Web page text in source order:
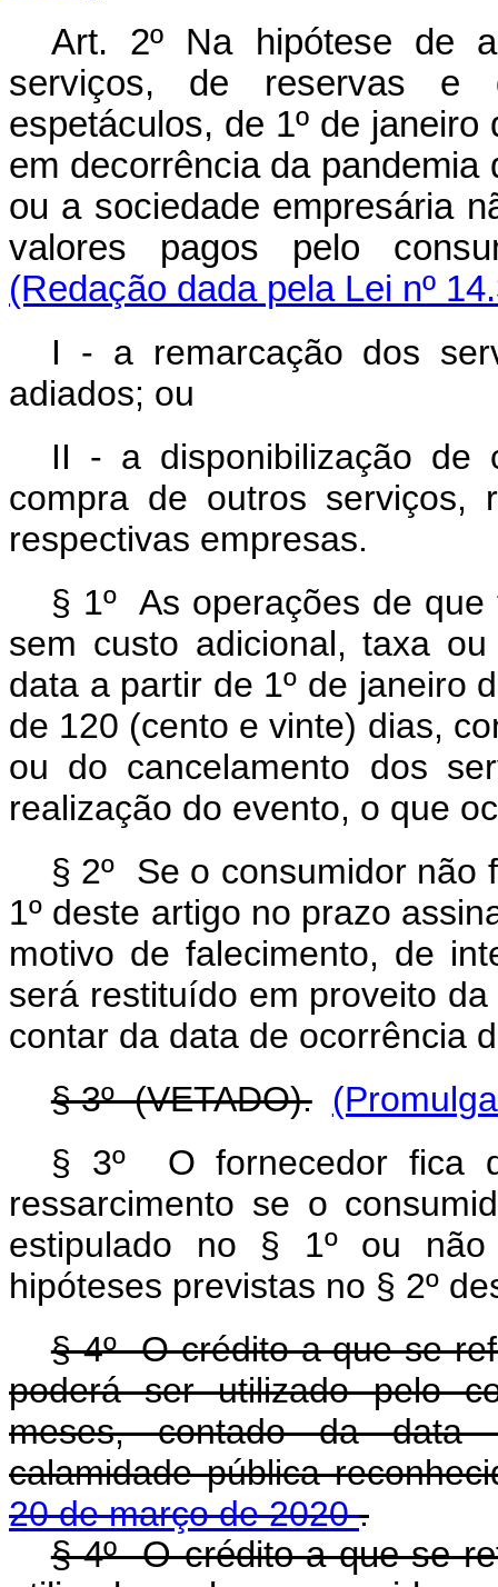
Art. 2º Na hipótese de
serviços, de reservas
espetáculos, de 1º de
em decorrência da
ou a sociedade empresária
valores pagos pelo
(Redação dada pela Lei nº
I - a remarcação dos
adiados; ou
II - a disponibilização de
compra de outros serviços,
respectivas empresas.
§ 1º As operações de
sem custo adicional, taxa
data a partir de 1º de janeiro
de 120 (cento e vinte) dias,
ou do cancelamento dos
realização do evento, o que
§ 2º Se o consumidor não
1º deste artigo no prazo
motivo de falecimento, de
será restituído em proveito
contar da data de ocorrência
§ 3º (VETADO).
§ 3º O fornecedor fica
ressarcimento se o
estipulado no § 1º ou
hipóteses previstas no § 2º
§ 4º O crédito a que se
poderá ser utilizado pelo
meses, contado da data
calamidade pública
20 de março de 2020.
§ 4º O crédito a que se